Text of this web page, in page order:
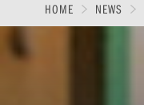
HOME NEWS